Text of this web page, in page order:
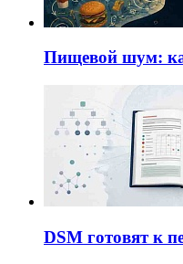
Пищевой шум:
DSM готовят к